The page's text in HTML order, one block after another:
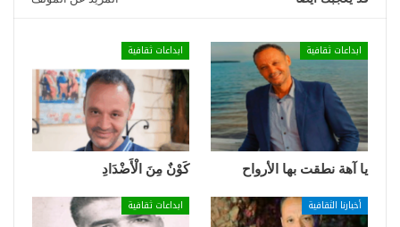
ابداعات ثقافية
يا آهة نطقت بها الأرواح
ابداعات ثقافية
كَوْنٌ مِنَ الْأَضْدَادِ
أخبارنا الثقافية ابداعات ثقافية